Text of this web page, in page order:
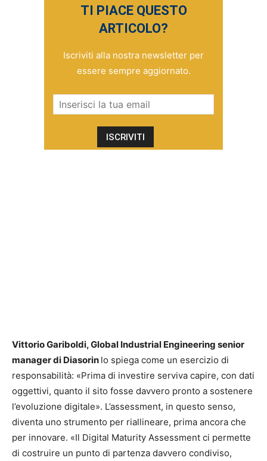
TI PIACE QUESTO
ARTICOLO?
Iscriviti alla nostra newsletter per
essere sempre aggiornato.
Vittorio Gariboldi, Global Industrial Engineering senior
manager di Diasorin lo spiega come un esercizio di
responsabilità: «Prima di investire serviva capire, con dati
oggettivi, quanto il sito fosse davvero pronto a sostenere
l’evoluzione digitale». L’assessment, in questo senso,
diventa uno strumento per riallineare, prima ancora che
per innovare. «Il Digital Maturity Assessment ci permette
di costruire un punto di partenza davvero condiviso,